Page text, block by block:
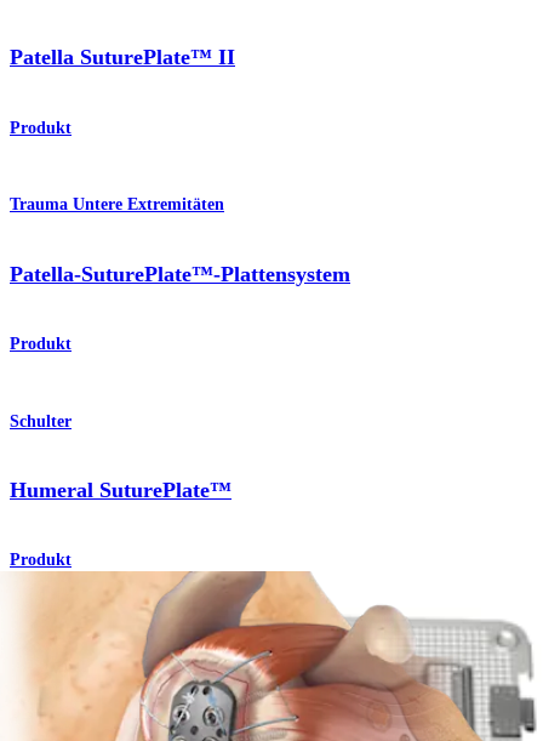
Patella SuturePlate™ II
Produkt
Trauma Untere Extremitäten
Patella-SuturePlate™-Plattensystem
Produkt
Schulter
Humeral SuturePlate™
Produkt
Humeral SuturePlate™-Reparatur